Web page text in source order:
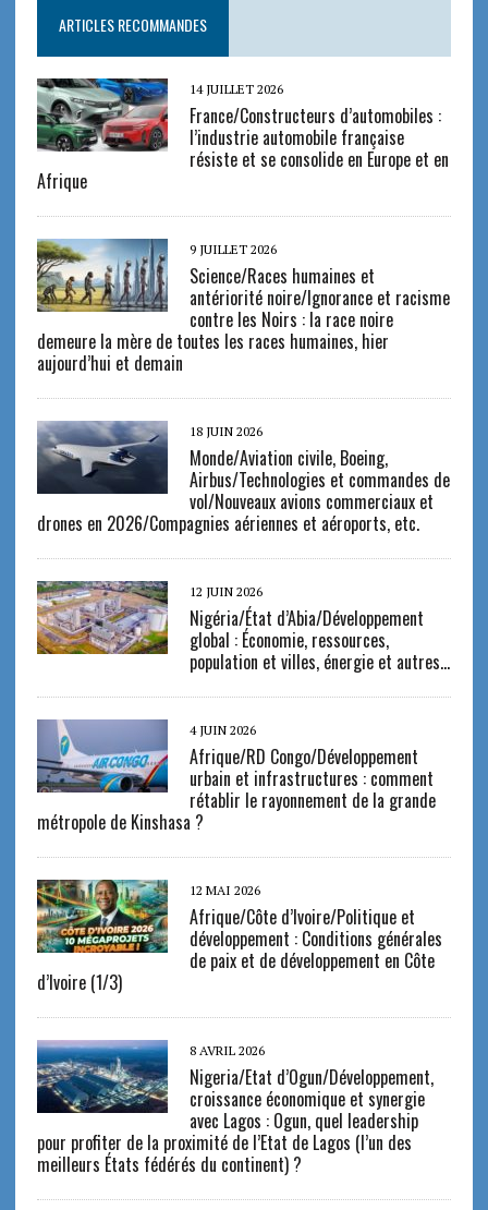
ARTICLES RECOMMANDES
14 JUILLET 2026
France/Constructeurs d’automobiles :
l’industrie automobile française
résiste et se consolide en Europe et en
Afrique
9 JUILLET 2026
Science/Races humaines et
antériorité noire/Ignorance et racisme
contre les Noirs : la race noire
demeure la mère de toutes les races humaines, hier
aujourd’hui et demain
18 JUIN 2026
Monde/Aviation civile, Boeing,
Airbus/Technologies et commandes de
vol/Nouveaux avions commerciaux et
drones en 2026/Compagnies aériennes et aéroports, etc.
12 JUIN 2026
Nigéria/État d’Abia/Développement
global : Économie, ressources,
population et villes, énergie et autres…
4 JUIN 2026
Afrique/RD Congo/Développement
urbain et infrastructures : comment
rétablir le rayonnement de la grande
métropole de Kinshasa ?
12 MAI 2026
Afrique/Côte d’Ivoire/Politique et
développement : Conditions générales
de paix et de développement en Côte
d’Ivoire (1/3)
8 AVRIL 2026
Nigeria/Etat d’Ogun/Développement,
croissance économique et synergie
avec Lagos : Ogun, quel leadership
pour profiter de la proximité de l’Etat de Lagos (l’un des
meilleurs États fédérés du continent) ?